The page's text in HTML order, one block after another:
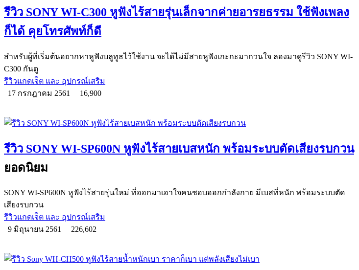
รีวิว SONY WI-C300 หูฟังไร้สายรุ่นเล็กจากค่ายอารยธรรม ใช้ฟังเพลง
ก็ได้ คุยโทรศัพท์ก็ดี
สำหรับผู้ที่เริ่มต้นอยากหาหูฟังบลูทูธไว้ใช้งาน จะได้ไม่มีสายหูฟังเกะกะมากวนใจ ลองมาดูรีวิว SONY WI-
C300 กันดู
รีวิวแกดเจ็ต และ อุปกรณ์เสริม
17 กรกฎาคม 2561
16,900
รีวิว SONY WI-SP600N หูฟังไร้สายเบสหนัก พร้อมระบบตัดเสียงรบกวน
ยอดนิยม
SONY WI-SP600N หูฟังไร้สายรุ่นใหม่ ที่ออกมาเอาใจคนชอบออกกำลังกาย มีเบสที่หนัก พร้อมระบบตัด
เสียงรบกวน
รีวิวแกดเจ็ต และ อุปกรณ์เสริม
9 มิถุนายน 2561
226,602